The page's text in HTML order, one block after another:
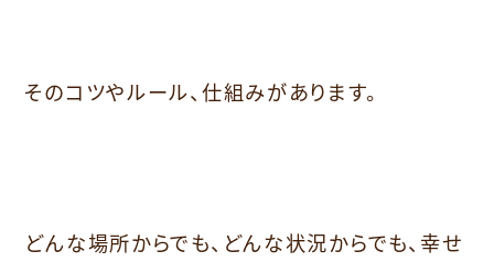
そのコツやルール、仕組みがあります。
どんな場所からでも、どんな状況からでも、幸せ